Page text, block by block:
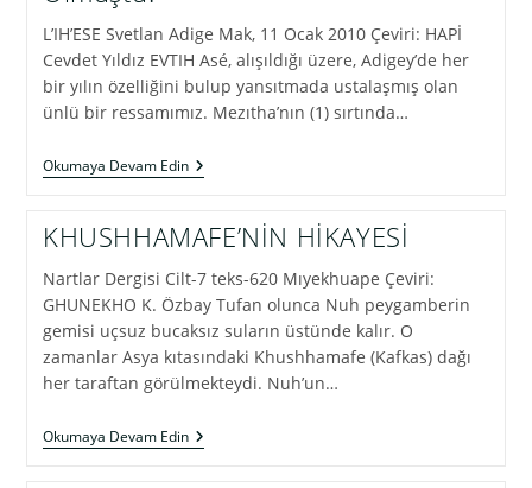
L’IH’ESE Svetlan Adige Mak, 11 Ocak 2010 Çeviri: HAPİ
Cevdet Yıldız EVTIH Asé, alışıldığı üzere, Adigey’de her
bir yılın özelliğini bulup yansıtmada ustalaşmış olan
ünlü bir ressamımız. Mezıtha’nın (1) sırtında…
Okumaya Devam EdinKAR
KAPLANI:
Kaplanı
Nart
Nasıl
Hayvanlar
Kralı
Olmuştu?
KHUSHHAMAFE’NİN HİKAYESİ
Nartlar Dergisi Cilt-7 teks-620 Mıyekhuape Çeviri:
GHUNEKHO K. Özbay Tufan olunca Nuh peygamberin
gemisi uçsuz bucaksız suların üstünde kalır. O
zamanlar Asya kıtasındaki Khushhamafe (Kafkas) dağı
her taraftan görülmekteydi. Nuh’un…
Okumaya Devam EdinKHUSHHAMAFE’NİN
HİKAYESİ